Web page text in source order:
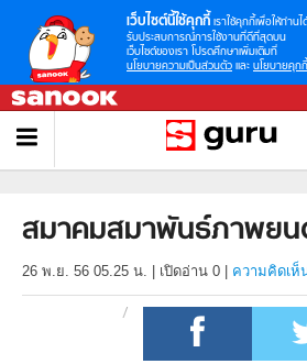
เว็บไซต์นี้ใช้คุกกี้ เราใช้คุกกี้เพื่อให้ท่านไ
รับประสบการณ์การใช้งานที่ดีที่สุดบน
เว็บไซต์ของเรา โปรดศึกษาเพิ่มเติมที่
นโยบายความเป็นส่วนตัว และ นโยบายคุกกี้
สมาคมสมาพันธ์ภาพย
26 พ.ย. 56 05.25 น. เปิดอ่าน 0 ความคิดเห็